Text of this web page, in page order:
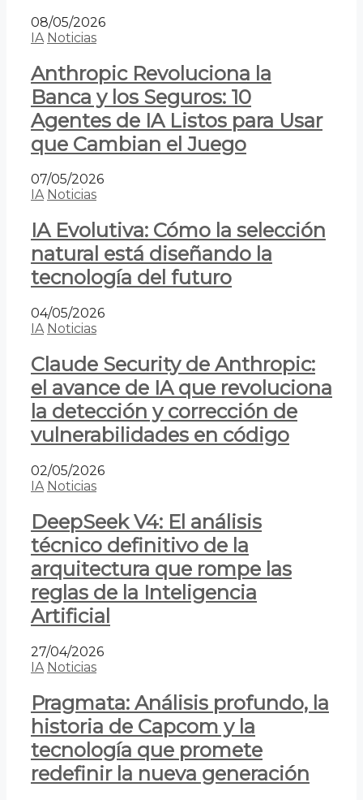
08/05/2026
IA Noticias
Anthropic Revoluciona la
Banca y los Seguros: 10
Agentes de IA Listos para Usar
que Cambian el Juego
07/05/2026
IA Noticias
IA Evolutiva: Cómo la selección
natural está diseñando la
tecnología del futuro
04/05/2026
IA Noticias
Claude Security de Anthropic:
el avance de IA que revoluciona
la detección y corrección de
vulnerabilidades en código
02/05/2026
IA Noticias
DeepSeek V4: El análisis
técnico definitivo de la
arquitectura que rompe las
reglas de la Inteligencia
Artificial
27/04/2026
IA Noticias
Pragmata: Análisis profundo, la
historia de Capcom y la
tecnología que promete
redefinir la nueva generación